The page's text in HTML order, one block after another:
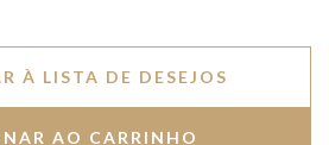
À LISTA DE DESEJOS